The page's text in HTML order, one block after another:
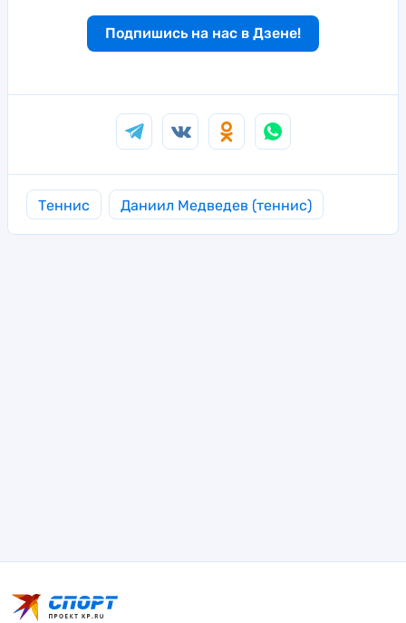
Подпишись на нас в Дзене!
Теннис Даниил Медведев (теннис)